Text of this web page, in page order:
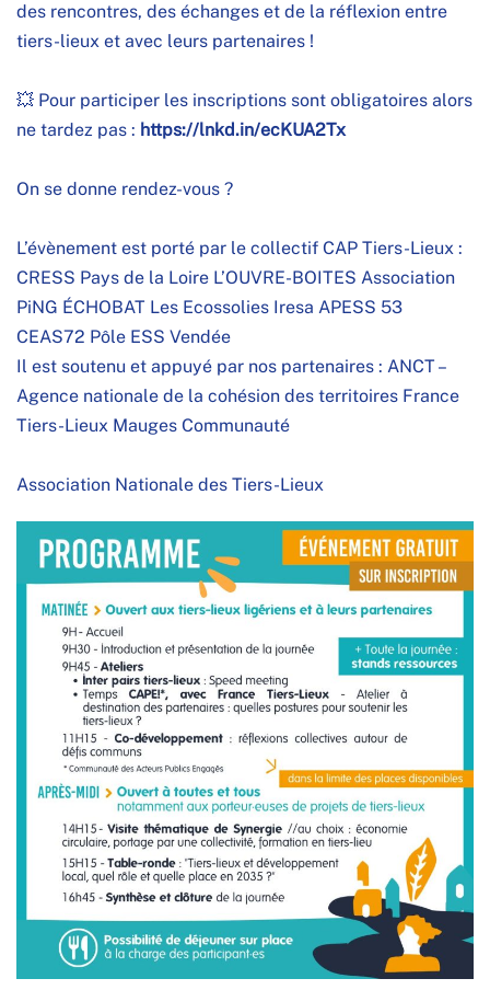
des rencontres, des échanges et de la réflexion entre
tiers-lieux et avec leurs partenaires !
💥 Pour participer les inscriptions sont obligatoires alors
ne tardez pas : https://lnkd.in/ecKUA2Tx
On se donne rendez-vous ?
L’évènement est porté par le collectif CAP Tiers-Lieux :
CRESS Pays de la Loire L’OUVRE-BOITES Association
PiNG ÉCHOBAT Les Ecossolies Iresa APESS 53
CEAS72 Pôle ESS Vendée
Il est soutenu et appuyé par nos partenaires : ANCT –
Agence nationale de la cohésion des territoires France
Tiers-Lieux Mauges Communauté
Association Nationale des Tiers-Lieux